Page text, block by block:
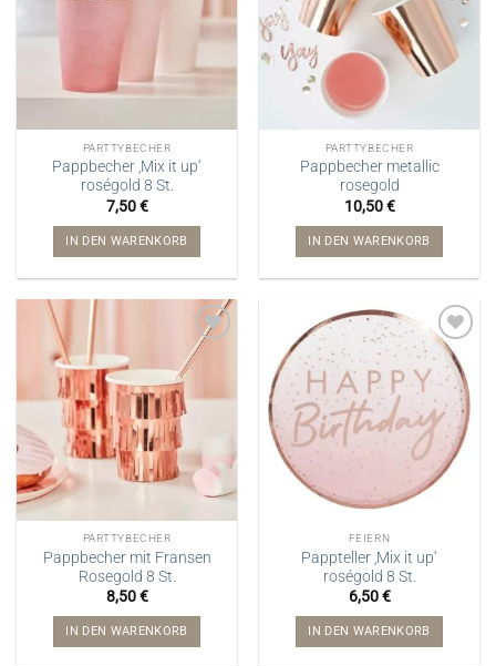
PARTTYBECHER
Pappbecher ‚Mix it up‘
roségold 8 St.
7,50€
IN DEN WARENKORB
PARTTYBECHER
Pappbecher metallic
rosegold
10,50€
IN DEN WARENKORB
PARTTYBECHER
Pappbecher mit Fransen
Rosegold 8 St.
8,50€
IN DEN WARENKORB
FEIERN
Pappteller ‚Mix it up‘
roségold 8 St.
6,50€
IN DEN WARENKORB